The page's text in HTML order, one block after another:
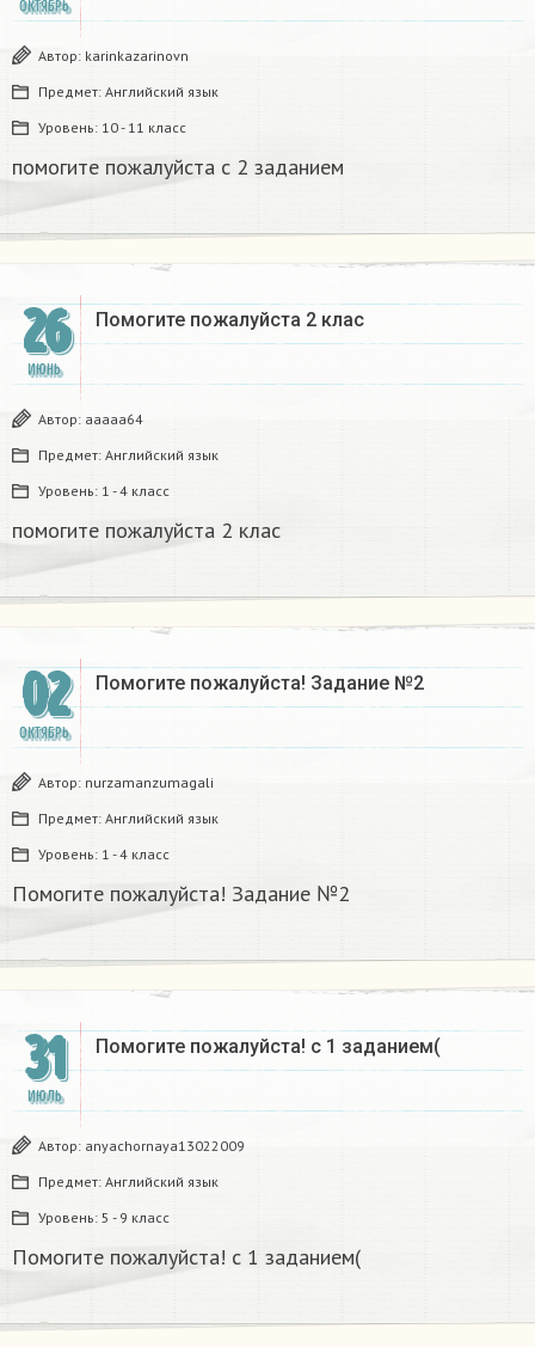
ОКТЯБРЬ
Автор: karinkazarinovn
Предмет: Английский язык
Уровень: 10 - 11 класс
помогите пожалуйста с 2 заданием ​
26
ИЮНЬ
Помогите пожалуйста 2 клас​
Автор: aaaaa64
Предмет: Английский язык
Уровень: 1 - 4 класс
помогите пожалуйста 2 клас​
02
ОКТЯБРЬ
Помогите пожалуйста! Задание №2
Автор: nurzamanzumagali
Предмет: Английский язык
Уровень: 1 - 4 класс
Помогите пожалуйста! Задание №2
31
ИЮЛЬ
Помогите пожалуйста! с 1 заданием(​
Автор: anyachornaya13022009
Предмет: Английский язык
Уровень: 5 - 9 класс
Помогите пожалуйста! с 1 заданием(​